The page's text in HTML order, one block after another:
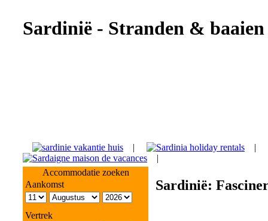
Sardinië - Stranden & baaien
|
|
|
Accommodatie zoeken
Aankomst
Vertrek
Sardinië: